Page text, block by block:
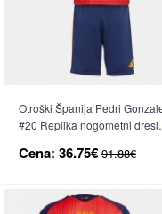
Otroški Španija Pedri
#20 Replika nogometni dresi
Rokav (+ hlače)
Cena: 36.75€ 91.88€